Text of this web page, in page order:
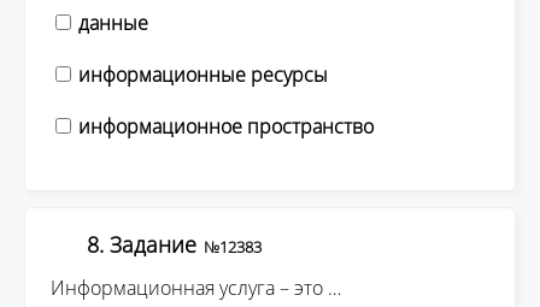
данные
информационные ресурсы
информационное пространство
8. Задание №12383
Информационная услуга – это …